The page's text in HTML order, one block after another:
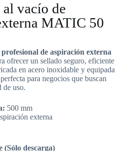
vacío de
MATIC 50
de aspiración externa
ofrecer un sellado seguro, eficiente
en acero inoxidable y equipada
para negocios que buscan
de uso.
500 mm
externa
(Sólo descarga)